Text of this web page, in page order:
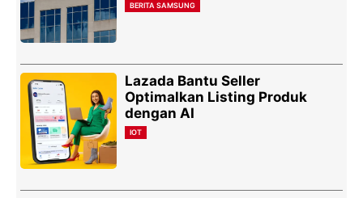
BERITA SAMSUNG
Lazada Bantu Seller
Optimalkan Listing Produk
dengan AI
IOT